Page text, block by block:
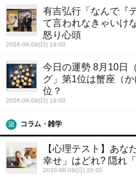
有吉弘行「なんで『
て言われなきゃいけ
怒り心頭
2026-08-09(日) 19:00
今日の運勢 8月10日
グ」第1位は蟹座（
位？
2026-08-09(日) 19:00
コラム・雑学
【心理テスト】あな
幸せ」はどれ? 隠れ
2026-08-09(日) 20:00